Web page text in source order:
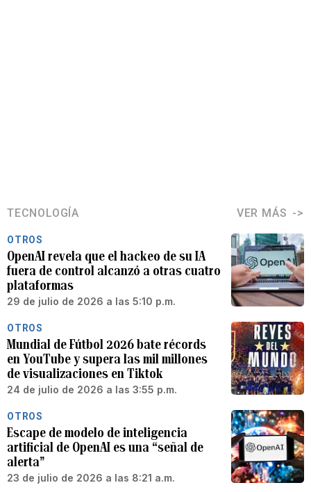
TECNOLOGÍA VER MÁS
OTROS
OpenAI revela que el hackeo de su IA
fuera de control alcanzó a otras cuatro
plataformas
29 de julio de 2026 a las 5:10 p.m.
OTROS
Mundial de Fútbol 2026 bate récords
en YouTube y supera las mil millones
de visualizaciones en Tiktok
24 de julio de 2026 a las 3:55 p.m.
OTROS
Escape de modelo de inteligencia
artificial de OpenAI es una “señal de
alerta”
23 de julio de 2026 a las 8:21 a.m.